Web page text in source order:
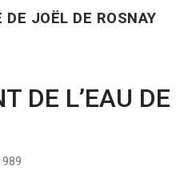
DE JOËL DE ROSNAY
DE L’EAU DE